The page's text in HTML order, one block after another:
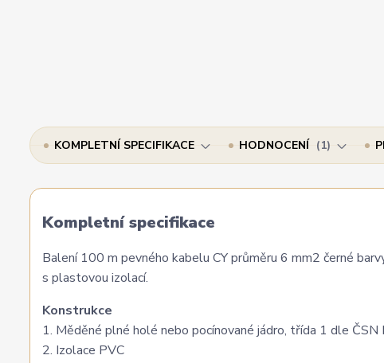
KOMPLETNÍ SPECIFIKACE HODNOCENÍ 1
Kompletní specifikace
Balení 100 m pevného kabelu CY průměru 6 mm2 černé
s plastovou izolací.
Konstrukce
1. Měděné plné holé nebo pocínované jádro, třída 1 dle
2. Izolace PVC